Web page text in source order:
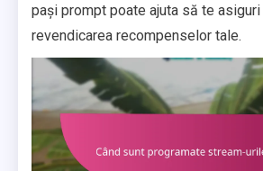
pași prompt poate ajuta să te
revendicarea recompenselor tale.